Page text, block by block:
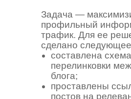
Задача —
профильный
трафик. Для ее
сделано
составлена схема
перелинковки
блога;
проставлены
постов на